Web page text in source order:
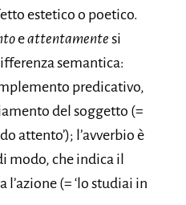
estetico o poetico.
eattentamente si
semantica:
predicativo,
del soggetto (=
attento’); l’avverbio è
modo, che indica il
l’azione (= ‘lo studiai in